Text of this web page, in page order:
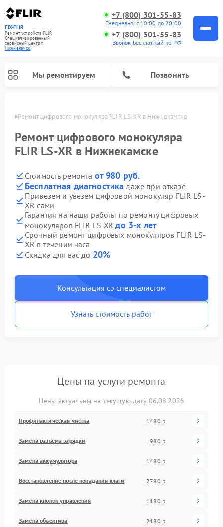
FIX-FLIR
Ремонт устройств FLIR
Специализированный
cервисный центр г.
Нижнекамск
+7 (800) 301-55-83
Ежедневно, с 10:00 до 20:00
+7 (800) 301-55-83
Звонок бесплатный по РФ
Мы ремонтируем Позвонить
Ремонт цифрового монокуляра FLIR LS-XR в Нижнекамске
Ремонт цифрового монокуляра
FLIR LS-XR в Нижнекамске
Стоимость ремонта от 980 руб.
Бесплатная диагностика даже при отказе
Привезем и увезем цифровой монокуляр FLIR LS-
XR сами
Гарантия на наши работы по ремонту цифровых
монокуляров FLIR LS-XRдо 3-х лет
Срочный ремонт цифровых монокуляров FLIR LS-
XR в течении часа
Скидка для вас до 20%
Консультация со специалистом
Узнать стоимость работ
Цены на услуги ремонта
Цены актуальны на текущую дату 06.08.2026
Профилактическая чистка 1480 р
Замена разъема зарядки 980 р
Замена аккумулятора 1480 р
Восстановление после попадания влаги 2780 р
Замена кнопок управления 1180 р
Замена объектива 2180 р